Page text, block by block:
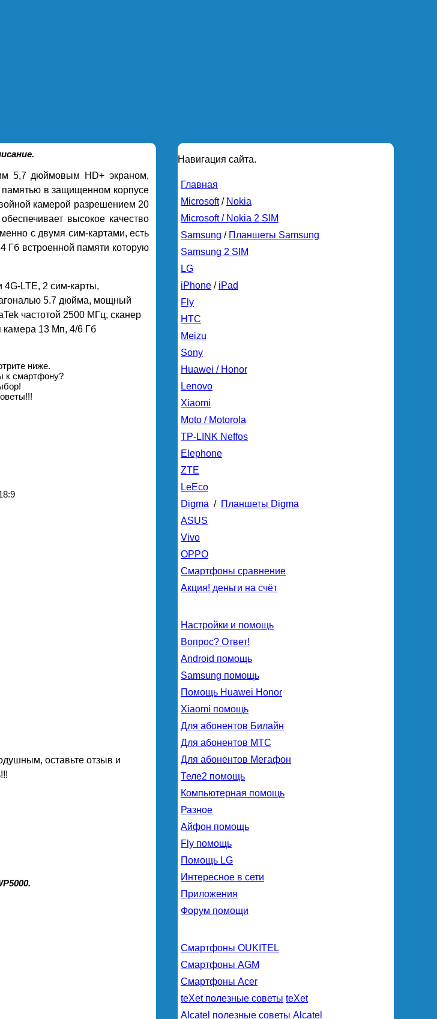
5,7 дюймовым HD+ экраном,
в защищенном корпусе
камерой разрешением 20
высокое качество
с двумя сим-картами, есть
Гб встроенной памяти которую
4G-LTE, 2 сим-карты,
5.7 дюйма, мощный
частотой 2500 МГц, сканер
камера 13 Мп, 4/6 Гб
ниже.
к смартфону?
оставьте отзыв и
Навигация сайта.
Главная
Microsoft/ Nokia
Microsoft / Nokia 2 SIM
Samsung / Планшеты Samsung
Samsung 2 SIM
LG
iPhone / iPad
Fly
HTC
Meizu
Sony
Huawei / Honor
Lenovo
Xiaomi
Moto / Motorola
TP-LINK Neffos
Elephone
ZTE
LeEco
Digma / Планшеты Digma
ASUS
Vivo
OPPO
Смартфоны сравнение
Акция! деньги на счёт
Настройки и помощь
Вопрос? Ответ!
Android помощь
Samsung помощь
Помощь Huawei Honor
Xiaomi помощь
Для абонентов Билайн
Для абонентов МТС
Для абонентов Мегафон
Теле2 помощь
Компьютерная помощь
Разное
Айфон помощь
Fly помощь
Помощь LG
Интересное в сети
Приложения
Форум помощи
Смартфоны OUKITEL
Смартфоны AGM
Смартфоны Acer
teXet полезные советы teXet
Alcatel полезные советы Alcatel